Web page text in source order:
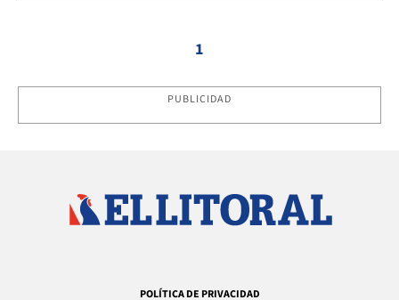
1
PUBLICIDAD
POLÍTICA DE PRIVACIDAD